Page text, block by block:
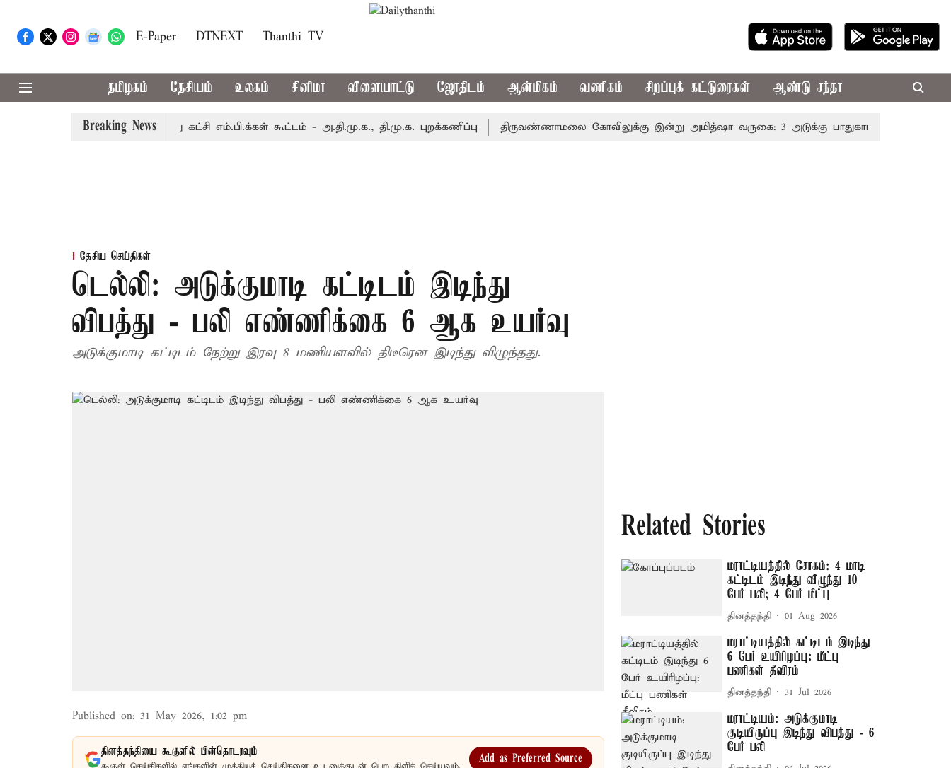
E-Paper DTNEXT Thanthi TV
தமிழகம் தேசியம் உலகம் சினிமா விளையாட்டு ஜோதிடம் ஆன்மிகம் வணிகம் சிறப்புக் கட்டுரைகள் ஆண்டு சந்தா
Breaking News
இன்று அனைத்து கட்சி எம்.பி.க்கள் கூட்டம் - அ.தி.மு.க., தி.மு.க. புறக்கணிப்பு திருவண்ணாமலை கோவிலுக்கு இன்று அமித்ஷா வருகை: 3 அடுக்கு பாதுகாப்புடன் போலீசார்
தேசிய செய்திகள்
டெல்லி: அடுக்குமாடி கட்டிடம் இடிந்து
விபத்து - பலி எண்ணிக்கை 6 ஆக உயர்வு
அடுக்குமாடி கட்டிடம் நேற்று இரவு 8 மணியளவில் திடீரென இடிந்து விழுந்தது.
Published on: 31 May 2026, 1:02 pm
தினத்தந்தியை கூகுளில் பின்தொடரவும்
Add as Preferred Source
Related Stories
மராட்டியத்தில் சோகம்: 4 மாடி
கட்டிடம் இடிந்து விழுந்து 10
பேர் பலி; 4 பேர் மீட்பு
தினத்தந்தி 01 Aug 2026
மராட்டியத்தில் கட்டிடம் இடிந்து
6 பேர் உயிரிழப்பு: மீட்பு
பணிகள் தீவிரம்
தினத்தந்தி 31 Jul 2026
மராட்டியம்: அடுக்குமாடி
குடியிருப்பு இடிந்து விபத்து - 6
பேர் பலி